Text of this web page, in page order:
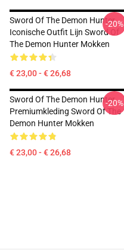
Sword Of The Demon Hunter
Iconische Outfit Lijn Sword Of
The Demon Hunter Mokken
€ 23,00 - € 26,68
-20%
Sword Of The Demon Hunter
Premiumkleding Sword Of The
Demon Hunter Mokken
€ 23,00 - € 26,68
-20%